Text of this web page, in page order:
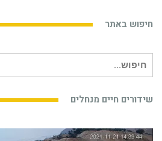
חיפוש באתר
עבור:
שידורים חיים מנחלים